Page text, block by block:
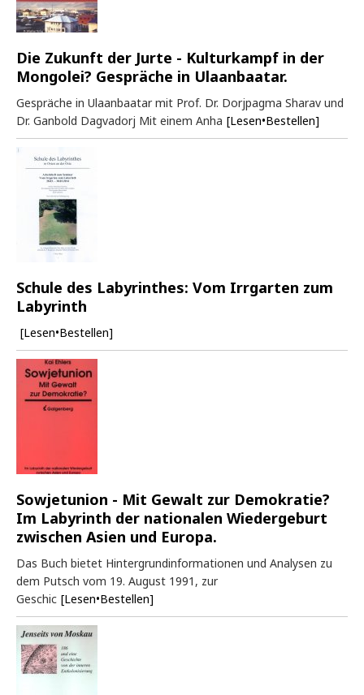
Die Zukunft der Jurte - Kulturkampf in der
Mongolei? Gespräche in Ulaanbaatar.
Gespräche in Ulaanbaatar mit Prof. Dr. Dorjpagma Sharav und
Dr. Ganbold Dagvadorj Mit einem Anha [Lesen•Bestellen]
Schule des Labyrinthes: Vom Irrgarten zum
Labyrinth
[Lesen•Bestellen]
Sowjetunion - Mit Gewalt zur Demokratie?
Im Labyrinth der nationalen Wiedergeburt
zwischen Asien und Europa.
Das Buch bietet Hintergrundinformationen und Analysen zu
dem Putsch vom 19. August 1991, zur
Geschic [Lesen•Bestellen]